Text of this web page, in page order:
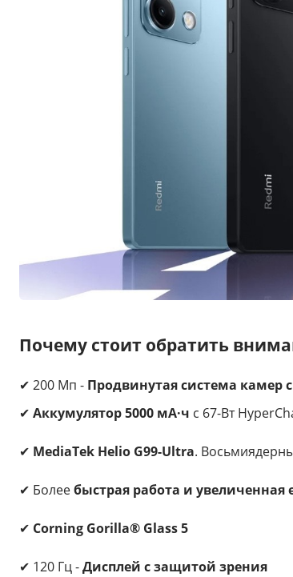
Почему стоит обратить
✔ 200 Мп - Продвинутая система камер
✔ Аккумулятор 5000 мА·ч с 67-Вт
✔ MediaTek Helio G99-Ultra.
✔ Болеебыстрая работа и увеличенная
✔ Corning Gorilla® Glass 5
✔ 120 Гц -Дисплей с защитой зрения